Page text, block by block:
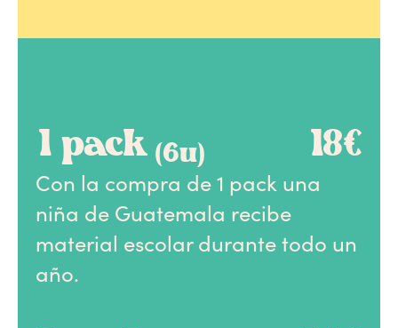
1 pack (6u) 18€
Con la compra de 1 pack una
niña de Guatemala recibe
material escolar durante todo un
año.